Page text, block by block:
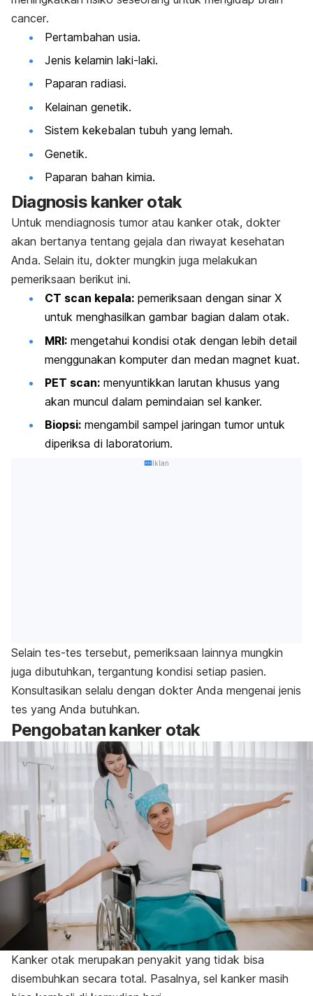
cancer.
Pertambahan usia.
Jenis kelamin laki-laki.
Paparan radiasi.
Kelainan genetik.
Sistem kekebalan tubuh yang lemah.
Genetik.
Paparan bahan kimia.
Diagnosis kanker otak
Untuk mendiagnosis tumor atau kanker otak, dokter
akan bertanya tentang gejala dan riwayat kesehatan
Anda. Selain itu, dokter mungkin juga melakukan
pemeriksaan berikut ini.
CT scan kepala: pemeriksaan dengan sinar X
untuk menghasilkan gambar bagian dalam otak.
MRI: mengetahui kondisi otak dengan lebih detail
menggunakan komputer dan medan magnet kuat.
PET scan: menyuntikkan larutan khusus yang
akan muncul dalam pemindaian sel kanker.
Biopsi: mengambil sampel jaringan tumor untuk
diperiksa di laboratorium.
Iklan
Selain tes-tes tersebut, pemeriksaan lainnya mungkin
juga dibutuhkan, tergantung kondisi setiap pasien.
Konsultasikan selalu dengan dokter Anda mengenai jenis
tes yang Anda butuhkan.
Pengobatan kanker otak
Kanker otak merupakan penyakit yang tidak bisa
disembuhkan secara total. Pasalnya, sel kanker masih